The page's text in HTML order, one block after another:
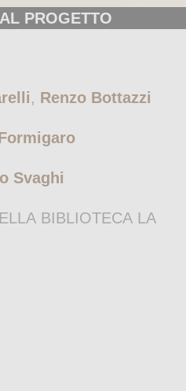
PROGETTO
, Renzo Bottazzi
Svaghi
BIBLIOTECA LA